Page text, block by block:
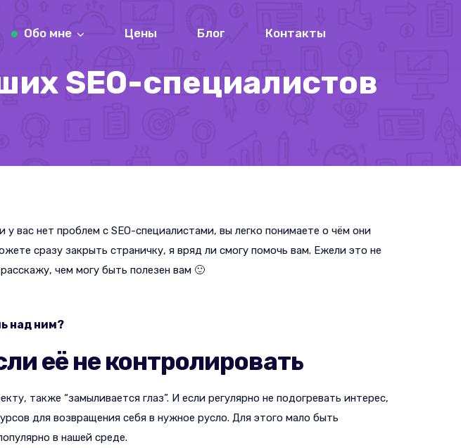
Обо мне Цены Блог Контакты
SEO-специалистов
вас нет проблем с SEO-специалистами, вы легко понимаете о чём они
сразу закрыть страничку, я вряд ли смогу помочь вам. Ежели это не
чем могу быть полезен вам 🙂
над ним?
её не контролировать
также “замыливается глаз”. И если регулярно не подогревать интерес,
для возвращения себя в нужное русло. Для этого мало быть
в нашей среде.